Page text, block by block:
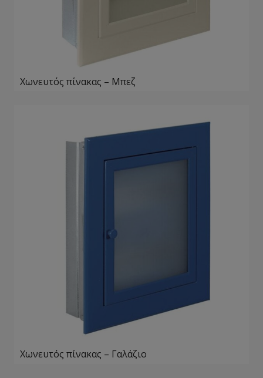
Χωνευτός πίνακας – Μπεζ
Χωνευτός πίνακας – Γαλάζιο